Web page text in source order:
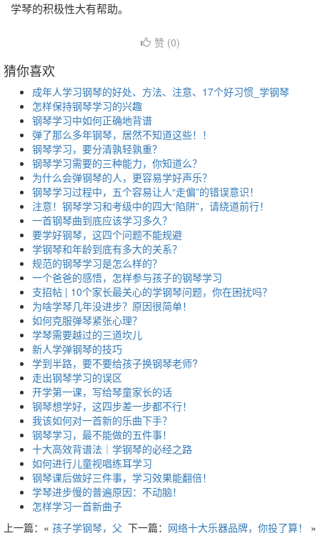
学琴的积极性大有帮助。
赞 (0)
猜你喜欢
成年人学习钢琴的好处、方法、注意、17个好习惯_学钢琴
怎样保持钢琴学习的兴趣
钢琴学习中如何正确地背谱
弹了那么多年钢琴，居然不知道这些！！
钢琴学习，要分清孰轻孰重？
钢琴学习需要的三种能力，你知道么？
为什么会弹钢琴的人，更容易学好声乐？
钢琴学习过程中，五个容易让人“走偏”的错误意识！
注意！钢琴学习和考级中的四大“陷阱”，请绕道前行！
一首钢琴曲到底应该学习多久？
要学好钢琴，这四个问题不能规避
学钢琴和年龄到底有多大的关系？
规范的钢琴学习是怎么样的？
一个爸爸的感悟，怎样参与孩子的钢琴学习
支招帖 | 10个家长最关心的学钢琴问题，你在困扰吗？
为啥学琴几年没进步？原因很简单！
如何克服弹琴紧张心理？
学琴需要越过的三道坎儿
新人学弹钢琴的技巧
学到半路，要不要给孩子换钢琴老师?
走出钢琴学习的误区
开学第一课，写给琴童家长的话
钢琴想学好，这四步差一步都不行！
我该如何对一首新的乐曲下手？
钢琴学习，最不能做的五件事！
十大高效背谱法｜学钢琴的必经之路
如何进行儿童视唱练耳学习
钢琴课后做好三件事，学习效果能翻倍！
学琴进步慢的普遍原因：不动脑！
怎样学习一首新曲子
下一篇： 网络十大乐器品牌，你投了算！ »
上一篇：« 孩子学钢琴，父